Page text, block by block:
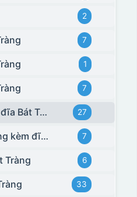
2
7
1
7
Cốc sứ cafe kèm đĩa Bát Tràng 27
Cốc sứ cafe không kèm đĩa kê Bát Tràng 7
Tràng 6
33